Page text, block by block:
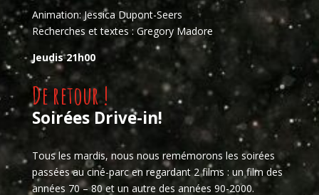
Animation: Jessica Dupont-Seers
Recherches et textes : Gregory Madore
Jeudis 21h00
De retour !
Soirées Drive-in!
Tous les mardis, nous nous remémorons les soirées
passées au ciné-parc en regardant 2 films : un film des
années 70 – 80 et un autre des années 90-2000.